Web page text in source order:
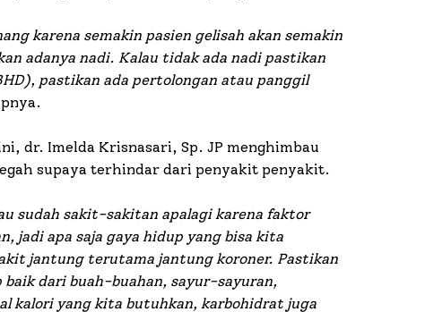
karena semakin pasien gelisah akan semakin
adanya nadi. Kalau tidak ada nadi pastikan
pastikan ada pertolongan atau panggil
dr. Imelda Krisnasari, Sp. JP menghimbau
supaya terhindar dari penyakit penyakit.
sudah sakit-sakitan apalagi karena faktor
jadi apa saja gaya hidup yang bisa kita
jantung terutama jantung koroner. Pastikan
dari buah-buahan, sayur-sayuran,
kalori yang kita butuhkan, karbohidrat juga